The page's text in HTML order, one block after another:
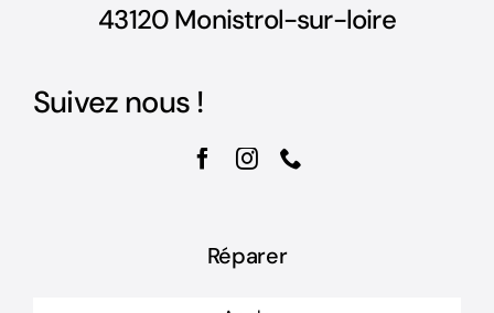
43120 Monistrol-sur-loire
Suivez nous !
Réparer